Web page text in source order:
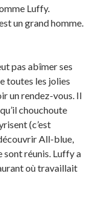
Luffy.
un grand homme.
pas abîmer ses
toutes les jolies
un rendez-vous. Il
chouchoute
(c’est
All-blue,
sont réunis. Luffy a
où travaillait